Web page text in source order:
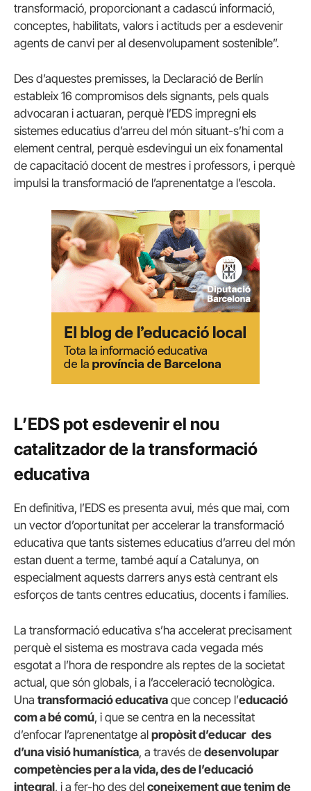
transformació, proporcionant a cadascú informació,
conceptes, habilitats, valors i actituds per a esdevenir
agents de canvi per al desenvolupament sostenible”.
Des d’aquestes premisses, la Declaració de Berlín
estableix 16 compromisos dels signants, pels quals
advocaran i actuaran, perquè l’EDS impregni els
sistemes educatius d’arreu del món situant-s’hi com a
element central, perquè esdevingui un eix fonamental
de capacitació docent de mestres i professors, i perquè
impulsi la transformació de l’aprenentatge a l’escola.
L’EDS pot esdevenir el nou
catalitzador de la transformació
educativa
En definitiva, l’EDS es presenta avui, més que mai, com
un vector d’oportunitat per accelerar la transformació
educativa que tants sistemes educatius d’arreu del món
estan duent a terme, també aquí a Catalunya, on
especialment aquests darrers anys està centrant els
esforços de tants centres educatius, docents i famílies.
La transformació educativa s’ha accelerat precisament
perquè el sistema es mostrava cada vegada més
esgotat a l’hora de respondre als reptes de la societat
actual, que són globals, i a l’acceleració tecnològica.
Una transformació educativa que concep l’educació
com a bé comú, i que se centra en la necessitat
d’enfocar l’aprenentatge al propòsit d’educar des
d’una visió humanística, a través de desenvolupar
competències per a la vida, des de l’educació
integral, i a fer-ho des del coneixement que tenim de